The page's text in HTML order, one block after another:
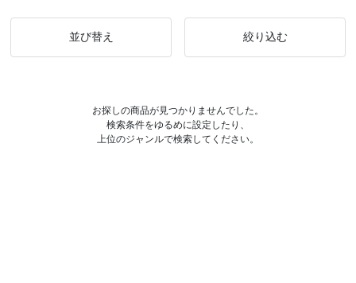
並び替え 絞り込む
お探しの商品が見つかりませんでした。
検索条件をゆるめに設定したり、
上位のジャンルで検索してください。